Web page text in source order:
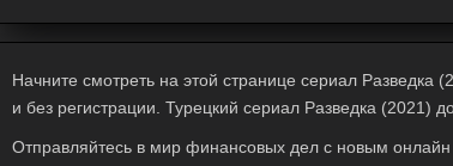
Начните смотреть на этой странице сериал Разведка
и без регистрации. Турецкий сериал Разведка (2021)
Отправляйтесь в мир финансовых дел с новым